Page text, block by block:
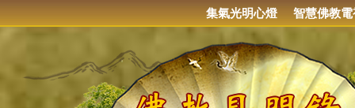
集氣光明心燈 智慧佛教電